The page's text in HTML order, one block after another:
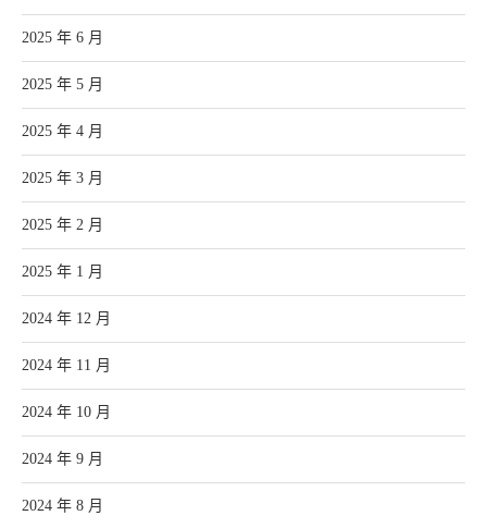
2025 年 6 月
2025 年 5 月
2025 年 4 月
2025 年 3 月
2025 年 2 月
2025 年 1 月
2024 年 12 月
2024 年 11 月
2024 年 10 月
2024 年 9 月
2024 年 8 月